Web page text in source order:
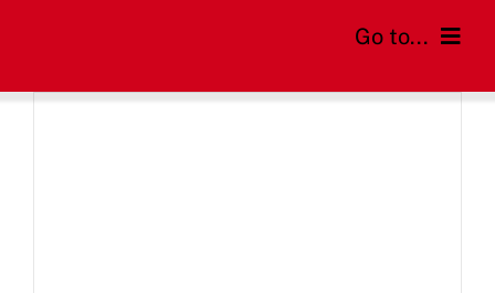
Go to...